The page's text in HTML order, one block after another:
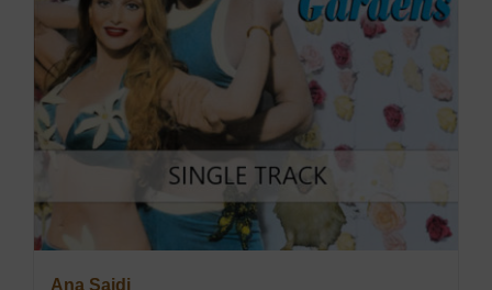
Ana Saidi